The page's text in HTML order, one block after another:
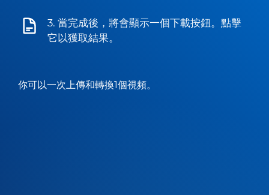
3. 當完成後，將會顯示一個下載按鈕。點擊
它以獲取結果。
你可以一次上傳和轉換1個視頻。